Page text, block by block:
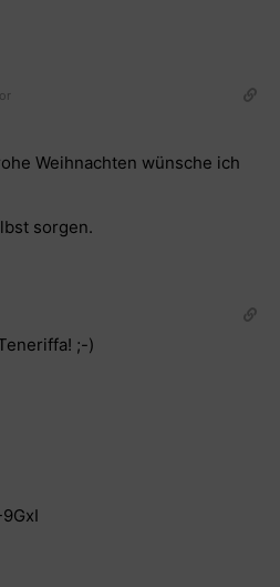
Weihnachten wünsche ich
sorgen.
;-)